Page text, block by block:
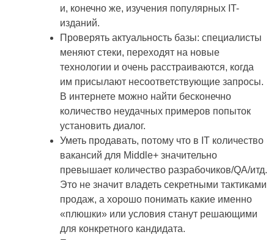
и, конечно же, изучения популярных IT-
изданий.
Проверять актуальность базы: специалисты
меняют стеки, переходят на новые
технологии и очень расстраиваются, когда
им присылают несоответствующие запросы.
В интернете можно найти бесконечно
количество неудачных примеров попыток
установить диалог.
Уметь продавать, потому что в IT количество
вакансий для Middle+ значительно
превышает количество разрабочиков/QA/итд.
Это не значит владеть секретными тактиками
продаж, а хорошо понимать какие именно
«плюшки» или условия станут решающими
для конкретного кандидата.